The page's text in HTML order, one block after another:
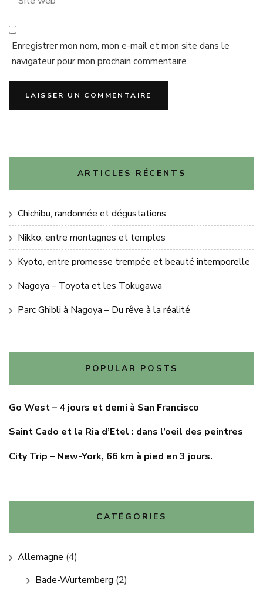
Enregistrer mon nom, mon e-mail et mon site dans le
navigateur pour mon prochain commentaire.
ARTICLES RÉCENTS
Chichibu, randonnée et dégustations
Nikko, entre montagnes et temples
Kyoto, entre promesse trempée et beauté intemporelle
Nagoya – Toyota et les Tokugawa
Parc Ghibli à Nagoya – Du rêve à la réalité
POPULAR POSTS
Go West – 4 jours et demi à San Francisco
Saint Cado et la Ria d’Etel : dans l’oeil des peintres
City Trip – New-York, 66 km à pied en 3 jours.
CATÉGORIES
Allemagne (4)
Bade-Wurtemberg (2)